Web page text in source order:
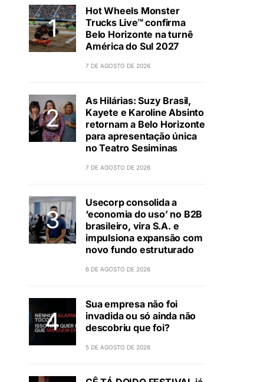
Hot Wheels Monster
Trucks Live™ confirma
Belo Horizonte na turnê
América do Sul 2027
7 DE AGOSTO DE 2026
As Hilárias: Suzy Brasil,
Kayete e Karoline Absinto
retornam a Belo Horizonte
para apresentação única
no Teatro Sesiminas
7 DE AGOSTO DE 2026
Usecorp consolida a
‘economia do uso’ no B2B
brasileiro, vira S.A. e
impulsiona expansão com
novo fundo estruturado
6 DE AGOSTO DE 2026
Sua empresa não foi
invadida ou só ainda não
descobriu que foi?
5 DE AGOSTO DE 2026